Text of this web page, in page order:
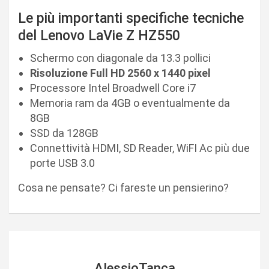
Le più importanti specifiche tecniche
del Lenovo LaVie Z HZ550
Schermo con diagonale da 13.3 pollici
Risoluzione Full HD 2560 x 1440 pixel
Processore Intel Broadwell Core i7
Memoria ram da 4GB o eventualmente da
8GB
SSD da 128GB
Connettività HDMI, SD Reader, WiFI Ac più due
porte USB 3.0
Cosa ne pensate? Ci fareste un pensierino?